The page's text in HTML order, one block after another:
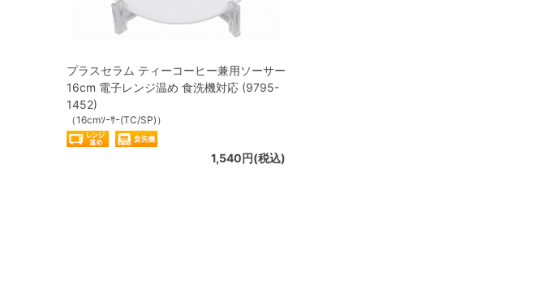
プラスセラム ティーコーヒー兼用ソーサー
16cm 電子レンジ温め 食洗機対応 (9795-
1452)
（16cmｿｰｻｰ(TC/SP)）
1,540円(税込)